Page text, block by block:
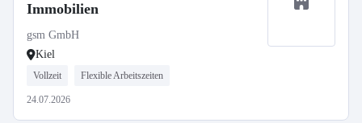
Immobilien
gsm GmbH
Kiel
Vollzeit Flexible Arbeitszeiten
24.07.2026